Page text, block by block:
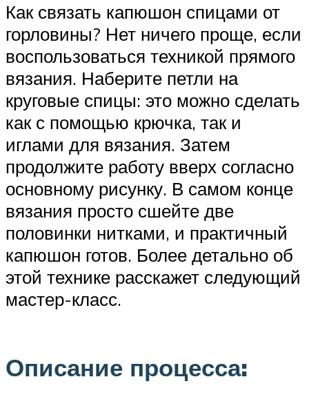
Как связать капюшон спицами от
горловины? Нет ничего проще, если
воспользоваться техникой прямого
вязания. Наберите петли на
круговые спицы: это можно сделать
как с помощью крючка, так и
иглами для вязания. Затем
продолжите работу вверх согласно
основному рисунку. В самом конце
вязания просто сшейте две
половинки нитками, и практичный
капюшон готов. Более детально об
этой технике расскажет следующий
мастер-класс.
Описание процесса: